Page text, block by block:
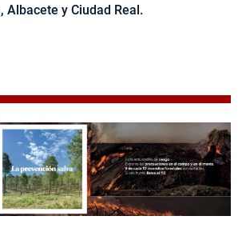
Albacete y Ciudad Real.